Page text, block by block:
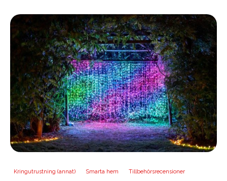
Kringutrustning (annat) Smarta hem Tillbehörsrecensioner